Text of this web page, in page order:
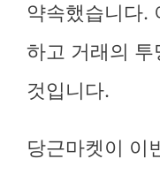
약속했습니다.
하고 거래의
것입니다.
당근마켓이 이